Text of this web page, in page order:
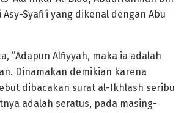
Asy-Syafi’i yang dikenal dengan Abu
”Adapun Alfiyyah, maka ia adalah
Dinamakan demikian karena
dibacakan surat al-Ikhlash seribu
adalah seratus, pada masing-